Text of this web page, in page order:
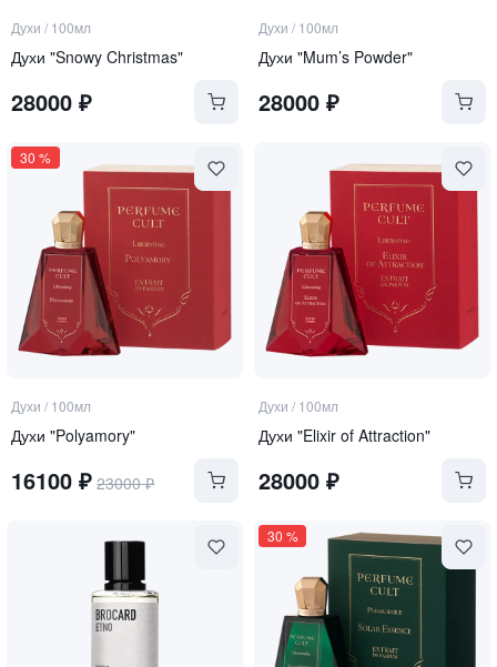
Духи / 100мл
Духи "Snowy Christmas"
28000 ₽
Духи / 100мл
Духи "Mum’s Powder"
28000₽
30 %
Духи / 100мл
Духи "Polyamory"
16100 ₽ 23000₽
Духи / 100мл
Духи "Elixir of Attraction"
28000₽
30 %